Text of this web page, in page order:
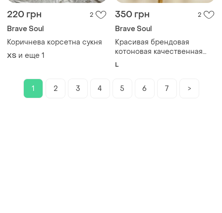
220 грн 2
Brave Soul
Коричнева корсетна сукня
ХS и еще 1
350 грн 2
Brave Soul
Красивая брендовая
котоновая качественная
кофта джемпер "под шею"
L
1 2 3 4 5 6 7 >